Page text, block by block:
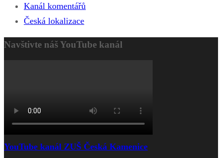
Kanál komentářů
Česká lokalizace
Navštivte náš YouTube kanál
YouTube kanál ZUŠ Česká Kamenice